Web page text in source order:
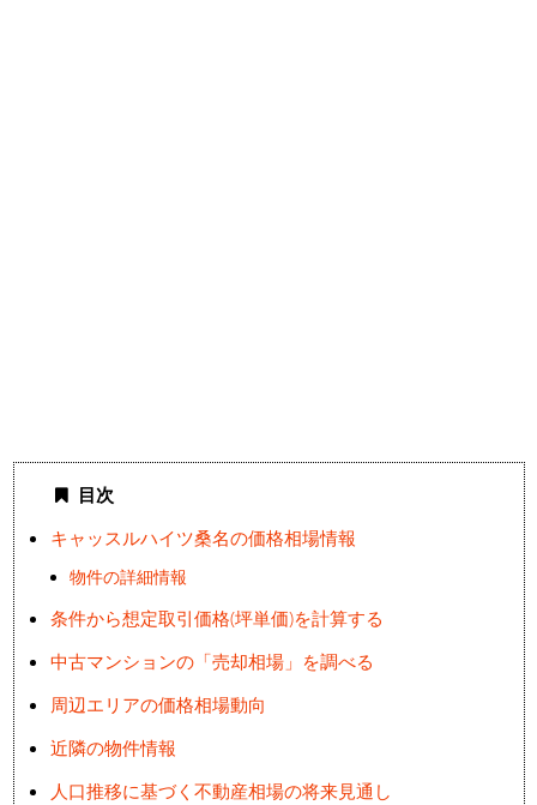
目次
キャッスルハイツ桑名の価格相場情報
物件の詳細情報
条件から想定取引価格(坪単価)を計算する
中古マンションの「売却相場」を調べる
周辺エリアの価格相場動向
近隣の物件情報
人口推移に基づく不動産相場の将来見通し